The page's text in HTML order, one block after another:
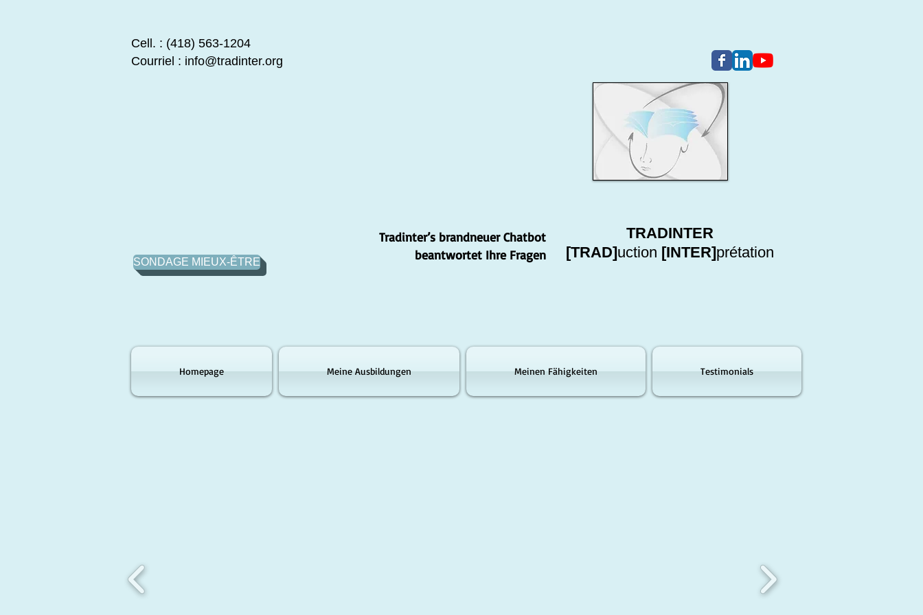
Cell. : (418) 563-1204
Courriel : info@tradinter.org
Tradinter’s brandneuer Chatbot
beantwortet Ihre Fragen
TRADINTER
[TRAD]uction [INTER]prétation
Homepage Meine Ausbildungen Meinen Fähigkeiten Testimonials
SONDAGE MIEUX-ÊTRE